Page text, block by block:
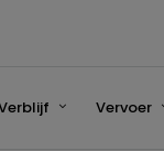
Vervoer